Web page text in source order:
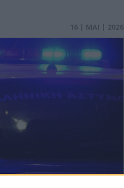
16 | ΜΑΙ | 2026